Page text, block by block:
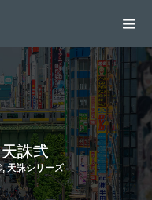
誅弐
,天誅シリーズ